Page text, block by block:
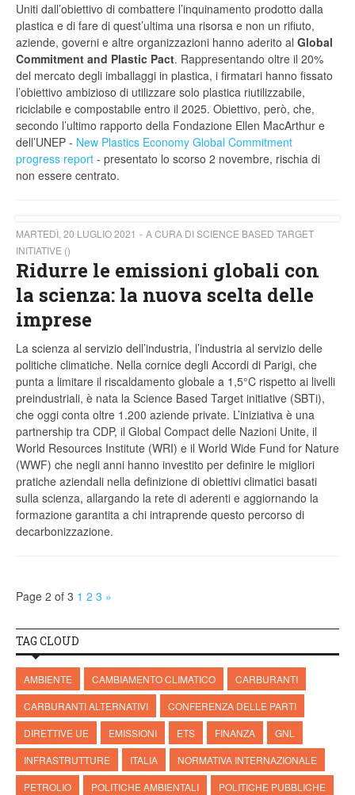
Uniti dall’obiettivo di combattere l’inquinamento prodotto dalla
plastica e di fare di quest’ultima una risorsa e non un rifiuto,
aziende, governi e altre organizzazioni hanno aderito al Global
Commitment and Plastic Pact. Rappresentando oltre il 20%
del mercato degli imballaggi in plastica, i firmatari hanno fissato
l’obiettivo ambizioso di utilizzare solo plastica riutilizzabile,
riciclabile e compostabile entro il 2025. Obiettivo, però, che,
secondo l’ultimo rapporto della Fondazione Ellen MacArthur e
dell’UNEP - New Plastics Economy Global Commitment
progress report - presentato lo scorso 2 novembre, rischia di
non essere centrato.
MARTEDÌ, 20 LUGLIO 2021
A CURA DI SCIENCE BASED TARGET
INITIATIVE ()
Ridurre le emissioni globali con
la scienza: la nuova scelta delle
imprese
La scienza al servizio dell’industria, l’industria al servizio delle
politiche climatiche. Nella cornice degli Accordi di Parigi, che
punta a limitare il riscaldamento globale a 1,5°C rispetto ai livelli
preindustriali, è nata la Science Based Target initiative (SBTi),
che oggi conta oltre 1.200 aziende private. L’iniziativa è una
partnership tra CDP, il Global Compact delle Nazioni Unite, il
World Resources Institute (WRI) e il World Wide Fund for Nature
(WWF) che negli anni hanno investito per definire le migliori
pratiche aziendali nella definizione di obiettivi climatici basati
sulla scienza, allargando la rete di aderenti e aggiornando la
formazione garantita a chi intraprende questo percorso di
decarbonizzazione.
Page 2 of 3 1 2 3 »
TAG CLOUD
AMBIENTE CAMBIAMENTO CLIMATICO
CARBURANTI
CARBURANTI ALTERNATIVI
CONFERENZA DELLE PARTI
DIRETTIVE UE
EMISSIONI ETS FINANZA
GNL
INFRASTRUTTURE
ITALIA
NORMATIVA INTERNAZIONALE
PETROLIO
POLITICHE AMBIENTALI
POLITICHE PUBBLICHE